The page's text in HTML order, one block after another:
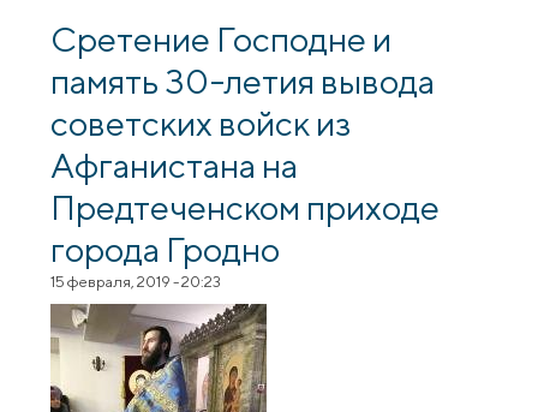
Сретение Господне и
память 30-летия вывода
советских войск из
Афганистана на
Предтеченском приходе
города Гродно
15 февраля, 2019 - 20:23